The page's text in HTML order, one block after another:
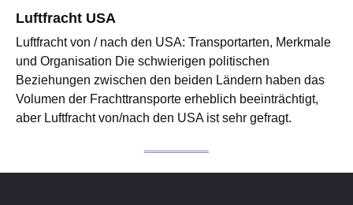
Luftfracht USA
Luftfracht von / nach den USA: Transportarten, Merkmale
und Organisation Die schwierigen politischen
Beziehungen zwischen den beiden Ländern haben das
Volumen der Frachttransporte erheblich beeinträchtigt,
aber Luftfracht von/nach den USA ist sehr gefragt.